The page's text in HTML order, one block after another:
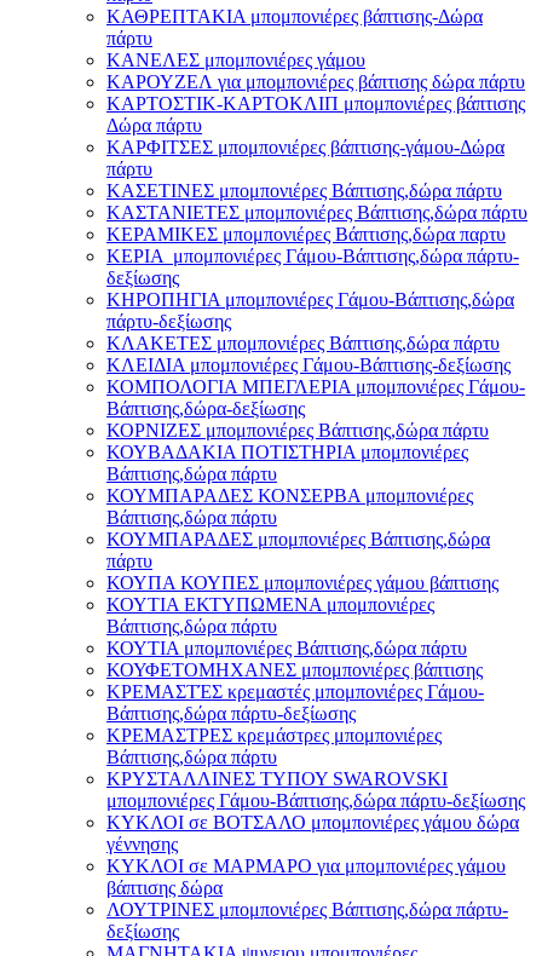
ΚΑΘΡΕΠΤΑΚΙΑ μπομπονιέρες βάπτισης-Δώρα
πάρτυ
ΚΑΝΕΛΕΣ μπομπονιέρες γάμου
ΚΑΡΟΥΖΕΛ για μπομπονιέρες βάπτισης δώρα πάρτυ
ΚΑΡΤΟΣΤΙΚ-ΚΑΡΤΟΚΛΙΠ μπομπονιέρες βάπτισης
Δώρα πάρτυ
ΚΑΡΦΙΤΣΕΣ μπομπονιέρες βάπτισης-γάμου-Δώρα
πάρτυ
ΚΑΣΕΤΙΝΕΣ μπομπονιέρες Βάπτισης,δώρα πάρτυ
ΚΑΣΤΑΝΙΕΤΕΣ μπομπονιέρες Βάπτισης,δώρα πάρτυ
ΚΕΡΑΜΙΚΕΣ μπομπονιέρες Βάπτισης,δώρα παρτυ
ΚΕΡΙΑ μπομπονιέρες Γάμου-Βάπτισης,δώρα πάρτυ-
δεξίωσης
ΚΗΡΟΠΗΓΙΑ μπομπονιέρες Γάμου-Βάπτισης,δώρα
πάρτυ-δεξίωσης
ΚΛΑΚΕΤΕΣ μπομπονιέρες Βάπτισης,δώρα πάρτυ
ΚΛΕΙΔΙΑ μπομπονιέρες Γάμου-Βάπτισης-δεξίωσης
ΚΟΜΠΟΛΟΓΙΑ ΜΠΕΓΛΕΡΙΑ μπομπονιέρες Γάμου-
Βάπτισης,δώρα-δεξίωσης
ΚΟΡΝΙΖΕΣ μπομπονιέρες Βάπτισης,δώρα πάρτυ
ΚΟΥΒΑΔΑΚΙΑ ΠΟΤΙΣΤΗΡΙΑ μπομπονιέρες
Βάπτισης,δώρα πάρτυ
ΚΟΥΜΠΑΡΑΔΕΣ ΚΟΝΣΕΡΒΑ μπομπονιέρες
Βάπτισης,δώρα πάρτυ
ΚΟΥΜΠΑΡΑΔΕΣ μπομπονιέρες Βάπτισης,δώρα
πάρτυ
ΚΟΥΠΑ ΚΟΥΠΕΣ μπομπονιέρες γάμου βάπτισης
ΚΟΥΤΙΑ ΕΚΤΥΠΩΜΕΝΑ μπομπονιέρες
Βάπτισης,δώρα πάρτυ
ΚΟΥΤΙΑ μπομπονιέρες Βάπτισης,δώρα πάρτυ
ΚΟΥΦΕΤΟΜΗΧΑΝΕΣ μπομπονιέρες βάπτισης
ΚΡΕΜΑΣΤΈΣ κρεμαστές μπομπονιέρες Γάμου-
Βάπτισης,δώρα πάρτυ-δεξίωσης
ΚΡΕΜΑΣΤΡΕΣ κρεμάστρες μπομπονιέρες
Βάπτισης,δώρα πάρτυ
ΚΡΥΣΤΑΛΛΙΝΕΣ ΤΥΠΟΥ SWAROVSKI
μπομπονιέρες Γάμου-Βάπτισης,δώρα πάρτυ-δεξίωσης
ΚΥΚΛΟΙ σε ΒΟΤΣΑΛΟ μπομπονιέρες γάμου δώρα
γέννησης
ΚΥΚΛΟΙ σε ΜΑΡΜΑΡΟ για μπομπονιέρες γάμου
βάπτισης δώρα
ΛΟΥΤΡΙΝΕΣ μπομπονιέρες Βάπτισης,δώρα πάρτυ-
δεξίωσης